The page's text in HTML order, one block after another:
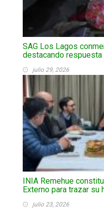
SAG Los Lagos
destacando respuesta
julio 29, 2026
INIA Remehue
Externo para trazar su
julio 23, 2026